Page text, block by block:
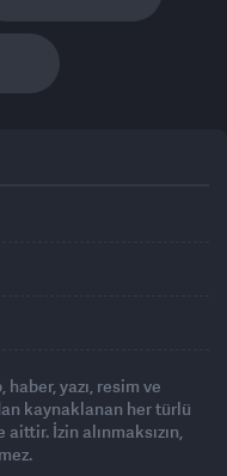
yazı, resim ve
kaynaklanan her türlü
İzin alınmaksızın,